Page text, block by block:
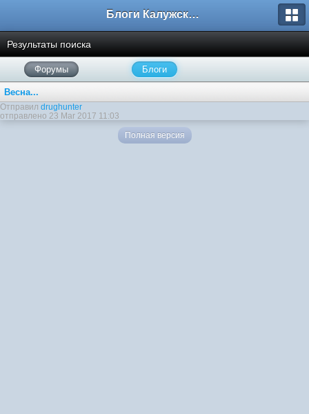
Блоги Калужского перекрестка
Результаты поиска
Форумы Блоги
Весна...
Отправил drughunter
отправлено 23 Mar 2017 11:03
Полная версия